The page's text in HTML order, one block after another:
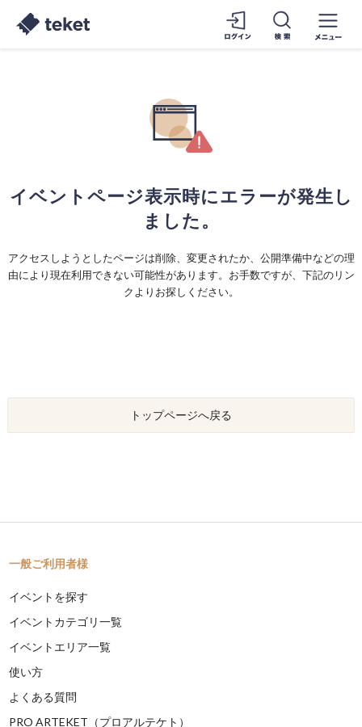
イベントページ表示時にエラーが発生し
ました。
アクセスしようとしたページは削除、変更されたか、公開準備中などの理
由により現在利用できない可能性があります。お手数ですが、下記のリン
クよりお探しください。
トップページへ戻る
一般ご利用者様
イベントを探す
イベントカテゴリ一覧
イベントエリア一覧
使い方
よくある質問
PRO ARTEKET（プロアルテケト）